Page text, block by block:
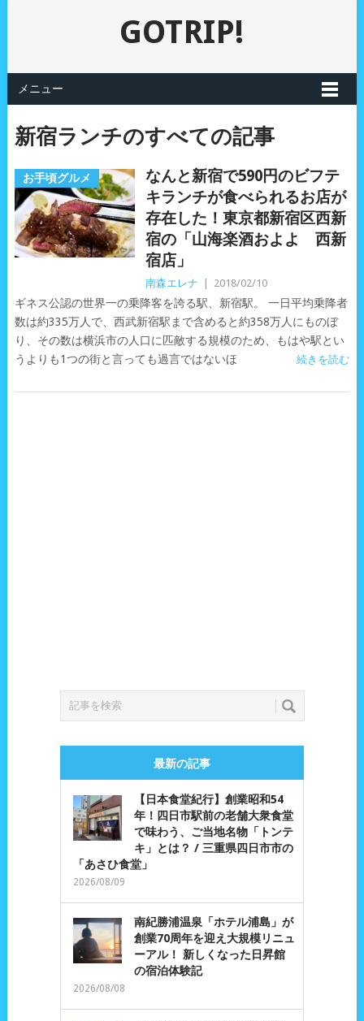
GOTRIP!
メニュー
新宿ランチのすべての記事
お手頃グルメ
なんと新宿で590円のビフテ
キランチが食べられるお店が
存在した！東京都新宿区西新
宿の「山海楽酒およよ 西新
宿店」
南森エレナ 2018/02/10
ギネス公認の世界一の乗降客を誇る駅、新宿駅。 一日平均乗降者
数は約335万人で、西武新宿駅まで含めると約358万人にものぼ
り、その数は横浜市の人口に匹敵する規模のため、もはや駅とい
うよりも1つの街と言っても過言ではないほ
続きを読む
最新の記事
【日本食堂紀行】創業昭和54
年！四日市駅前の老舗大衆食堂
で味わう、ご当地名物「トンテ
キ」とは？ / 三重県四日市市の
「あさひ食堂」
2026/08/09
南紀勝浦温泉「ホテル浦島」が
創業70周年を迎え大規模リニュ
ーアル！ 新しくなった日昇館
の宿泊体験記
2026/08/08